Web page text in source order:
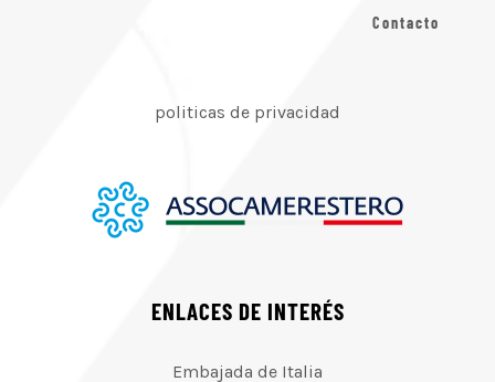
Contacto
politicas de privacidad
ENLACES DE INTERÉS
Embajada de Italia